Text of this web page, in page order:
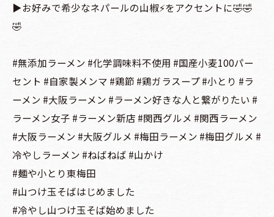
▶️お好みで希少なネパールの山椒⚡️をアクセントに🤣🤣
🤣
#無添加ラーメン #化学調味料不使用 #国産小麦100パー
セント #自家製メンマ #鶏節 #鶏ガラスープ #小とり #ラ
ーメン #大阪ラーメン #ラーメン好きな人と繋がりたい #
ラーメン女子 #ラーメン新店 #関西グルメ #関西ラーメン
#大阪ラーメン #大阪グルメ #梅田ラーメン #梅田グルメ #
冷やしラーメン #ねばねば #山かけ
#麺や小とり東梅田
#山つけ玉そばはじめました
#冷やし山つけ玉そば始めました